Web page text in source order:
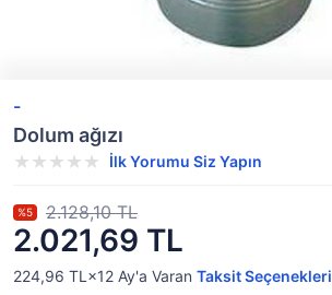
-
Dolum ağızı
İlk Yorumu Siz Yapın
2.021,69 TL
%5 2.128,10 TL
224,96 TL×12 Ay'a Varan Taksit Seçenekleri